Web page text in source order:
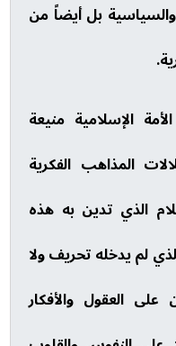
والسياسية بل أيضاً من
الإسلامية منيعة
المذاهب الفكرية
الذي تدين به هذه
لم يدخله تحريف ولا
العقول والأفكار